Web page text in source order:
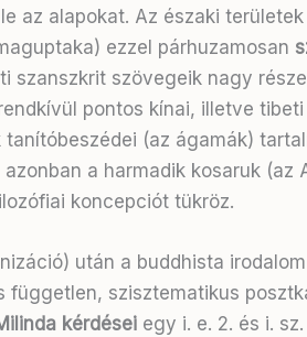
az alapokat. Az északi
ezzel párhuzamosan
szanszkrit szövegeik nagy
pontos kínai, illetve
tanítóbeszédei (az ágamák)
a harmadik kosaruk (az
koncepciót tükröz.
után a buddhista
független, szisztematikus
kérdéseiegy i. e. 2. és i.